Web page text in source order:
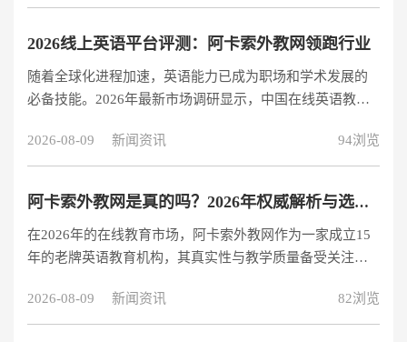
外教1对1课程价格对比分析 高端品牌价格区间（200-400
源，课程价格在200-400元/40分钟。这类机构优势在于品牌
保障和系统化课程体系，适合预算充足、追求高品质教学
的学员。 中端品牌价格区间（100-200元/课时） VIPKI
2026线上英语平台评测：阿卡索外教网领跑行业
随着全球化进程加速，英语能力已成为职场和学术发展的
必备技能。2026年最新市场调研显示，中国在线英语教育
多选择，如何挑选最适合自己的线上英语平台？本文将基
于师资、课程、技术、价格四大核心维度，为您全面解析
教网：100%持证上岗的行业标杆 阿卡索在2019年与英国
Ascentis达成战略合作，成为业内首家实现全员外教持证的
平台。其自主研发的外教资质查询系统，让学员可透明查
2026-08-09 新闻资讯 94浏览
阿卡索外教网是真的吗？2026年权威解析与选择建议
在2026年的在线教育市场，阿卡索外教网作为一家成立15
年的老牌英语教育机构，其真实性与教学质量备受关注。
的真实情况。 阿卡索外教网的真实性验证 工商注册信息：
经查询国家企业信用信息公示系统，阿卡索所属公司深圳
2026-08-09 新闻资讯 82浏览